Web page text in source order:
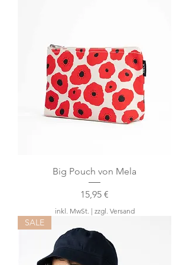
Big Pouch von Mela
Preis
15,95 €
inkl. MwSt. | zzgl. Versand
SALE